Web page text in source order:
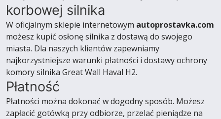
korbowej silnika
W oficjalnym sklepie internetowym autoprostavka.com
możesz kupić osłonę silnika z dostawą do swojego
miasta. Dla naszych klientów zapewniamy
najkorzystniejsze warunki płatności i dostawy ochrony
komory silnika Great Wall Haval H2.
Płatność
Płatności można dokonać w dogodny sposób. Możesz
zapłacić gotówką przy odbiorze, przelać pieniądze na